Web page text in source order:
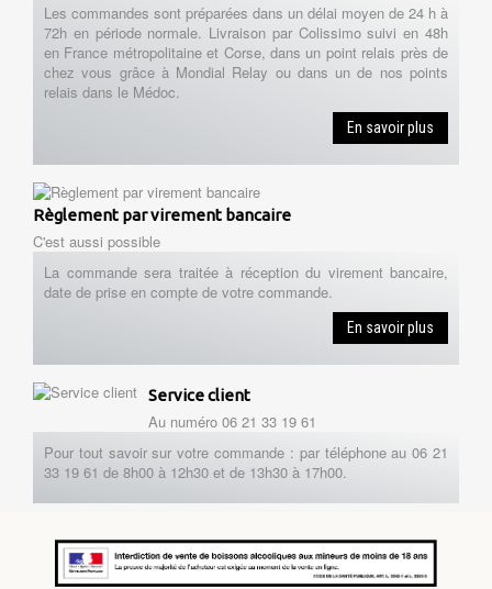
Les commandes sont préparées dans un délai moyen de 24 h à
72h en période normale. Livraison par Colissimo suivi en 48h
en France métropolitaine et Corse, dans un point relais près de
chez vous grâce à Mondial Relay ou dans un de nos points
relais dans le Médoc.
En savoir plus
Règlement par virement bancaire
C'est aussi possible
La commande sera traitée à réception du virement bancaire,
date de prise en compte de votre commande.
En savoir plus
Service client
Au numéro 06 21 33 19 61
Pour tout savoir sur votre commande : par téléphone au 06 21
33 19 61 de 8h00 à 12h30 et de 13h30 à 17h00.